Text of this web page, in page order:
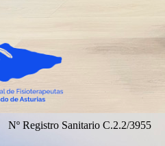
Nº Registro Sanitario C.2.2/3955